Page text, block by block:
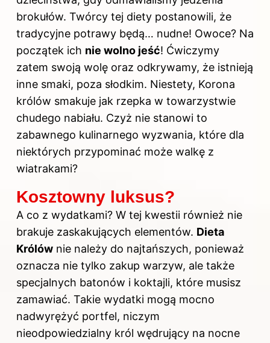
brokułów. Twórcy tej diety postanowili, że
tradycyjne potrawy będą… nudne! Owoce? Na
początek ich nie wolno jeść! Ćwiczymy
zatem swoją wolę oraz odkrywamy, że istnieją
inne smaki, poza słodkim. Niestety, Korona
królów smakuje jak rzepka w towarzystwie
chudego nabiału. Czyż nie stanowi to
zabawnego kulinarnego wyzwania, które dla
niektórych przypominać może walkę z
wiatrakami?
Kosztowny luksus?
A co z wydatkami? W tej kwestii również nie
brakuje zaskakujących elementów. Dieta
Królów nie należy do najtańszych, ponieważ
oznacza nie tylko zakup warzyw, ale także
specjalnych batonów i koktajli, które musisz
zamawiać. Takie wydatki mogą mocno
nadwyrężyć portfel, niczym
nieodpowiedzialny król wędrujący na nocne